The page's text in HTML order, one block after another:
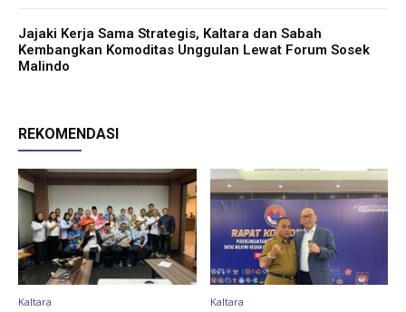
Jajaki Kerja Sama Strategis, Kaltara dan Sabah
Kembangkan Komoditas Unggulan Lewat Forum Sosek
Malindo
REKOMENDASI
Kaltara Kaltara